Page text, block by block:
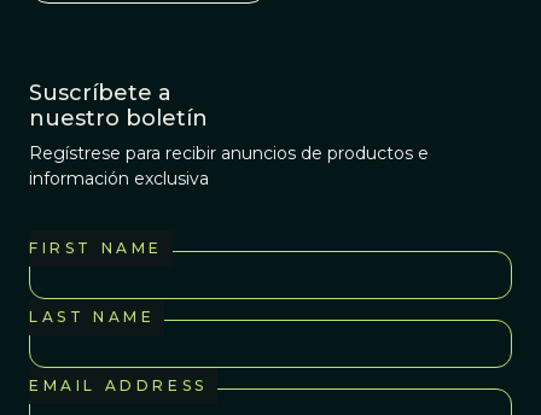
Suscríbete a
nuestro boletín
Regístrese para recibir anuncios de productos e
información exclusiva
FIRST NAME
LAST NAME
EMAIL ADDRESS